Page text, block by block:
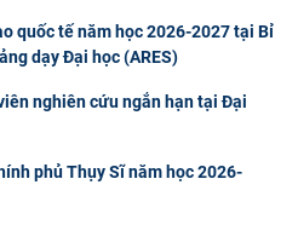
quốc tế năm học 2026-2027 tại Bỉ
dạy Đại học (ARES)
nghiên cứu ngắn hạn tại Đại
phủ Thụy Sĩ năm học 2026-